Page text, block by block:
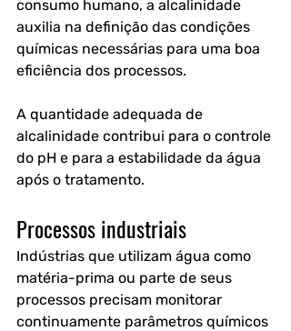
consumo humano, a alcalinidade
auxilia na definição das condições
químicas necessárias para uma boa
eficiência dos processos.
A quantidade adequada de
alcalinidade contribui para o controle
do pH e para a estabilidade da água
após o tratamento.
Processos industriais
Indústrias que utilizam água como
matéria-prima ou parte de seus
processos precisam monitorar
continuamente parâmetros químicos